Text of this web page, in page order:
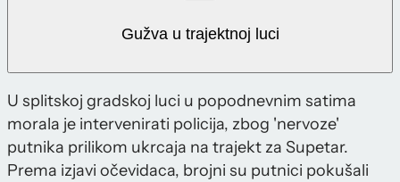
Gužva u trajektnoj luci
U splitskoj gradskoj luci u popodnevnim satima
morala je intervenirati policija, zbog 'nervoze'
putnika prilikom ukrcaja na trajekt za Supetar.
Prema izjavi očevidaca, brojni su putnici pokušali